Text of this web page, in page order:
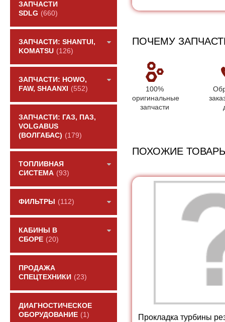
ЗАПЧАСТИ
SDLG (660)
ЗАПЧАСТИ: SHANTUI,
KOMATSU (126)
ЗАПЧАСТИ: HOWO,
FAW, SHAANXI
(552)
ЗАПЧАСТИ: ГАЗ, ПАЗ,
VOLGABUS
(ВОЛГАБАС) (179)
ТОПЛИВНАЯ
СИСТЕМА (93)
ФИЛЬТРЫ (112)
КАБИНЫ В
СБОРЕ (20)
ПРОДАЖА
СПЕЦТЕХНИКИ (23)
ДИАГНОСТИЧЕСКОЕ
ОБОРУДОВАНИЕ (1)
ПОЧЕМУ
100%
оригинальные
запчасти
ПОХОЖИЕ
Прокладка турбины